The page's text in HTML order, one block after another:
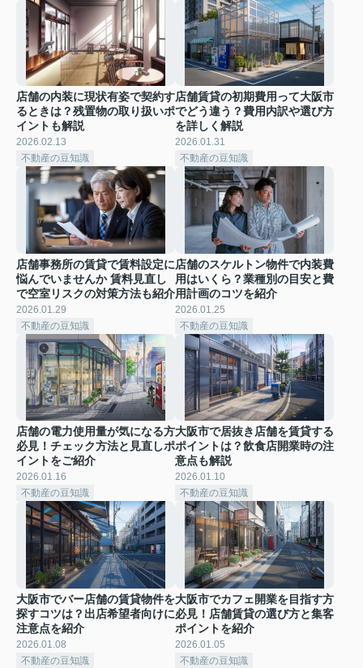
店舗の内装に現状有姿で契約す
るときは？残置物の取り扱いポ
イントも解説
2026.02.13
不動産の豆知識
店舗賃貸の初期費用って大阪市
でどう違う？費用内訳や選び方
を詳しく解説
2026.01.31
不動産の豆知識
店舗事務所の賃貸で賃料設定に
悩んでいませんか 賃料見直し
で空室リスクの対策方法も紹介
2026.01.29
不動産の豆知識
店舗のスケルトン物件で内装費
用はいくら？業種別の目安と費
用計画のコツを紹介
2026.01.25
不動産の豆知識
店舗の電力使用量が気になる方
必見！チェック方法と見直しポ
イントをご紹介
2026.01.16
不動産の豆知識
大阪市で居抜き店舗を賃貸する
ポイントは？飲食店開業時の注
意点も解説
2026.01.10
不動産の豆知識
大阪市でバー店舗の賃貸物件を
探すコツは？出店希望者向けに
注意点を紹介
2026.01.08
不動産の豆知識
大阪市でカフェ開業を目指す方
必見！店舗賃貸の選び方と集客
ポイントを紹介
2026.01.05
不動産の豆知識